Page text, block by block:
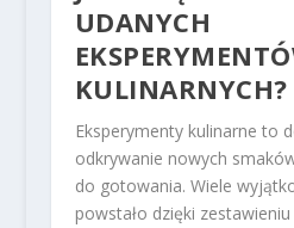
UDANYCH
KULINARNYCH?
Eksperymenty kulinarne to
odkrywanie nowych
do gotowania. Wiele
powstało dzięki